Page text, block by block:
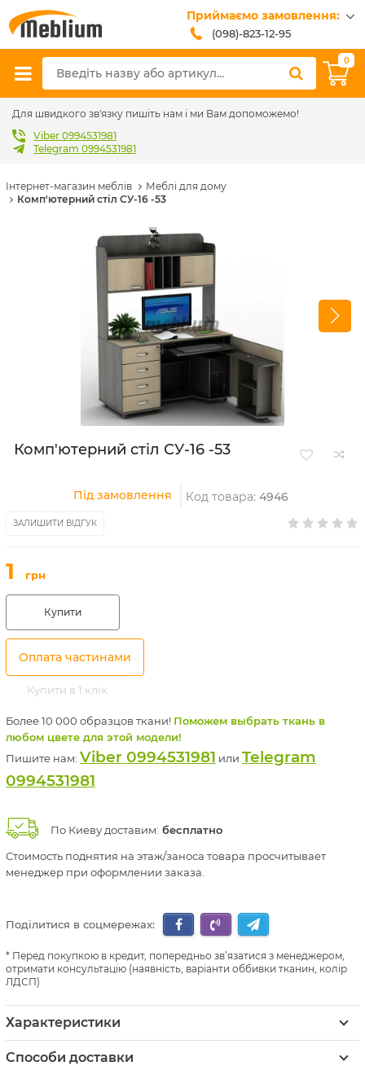
Приймаємо замовлення:
(098)-823-12-95
(099)-608-42-32
(093)-618-62-02
sales@meblium.com.ua
0
Для швидкого зв'язку пишіть нам і ми Вам допоможемо!
Viber 0994531981
Telegram 0994531981
Інтернет-магазин меблів
Меблі для дому
Комп'ютерний стіл СУ-16 -53
Комп'ютерний стіл СУ-16 -53
Під замовлення Код товара: 4946
ЗАЛИШИТИ ВІДГУК
1 грн
Купити
Оплата частинами
Купити в 1 клік
Более 10 000 образцов ткани! Поможем выбрать ткань в
любом цвете для этой модели!
Пишите нам: Viber 0994531981 или Telegram
0994531981
По Киеву доставим: бесплатно
Стоимость поднятия на этаж/заноса товара просчитывает
менеджер при оформлении заказа.
Поділитися в соцмережах:
Перед покупкою в кредит, попередньо зв’язатися з менеджером,
отримати консультацію (наявність, варіанти оббивки тканин, колір
ЛДСП)
Характеристики
Способи доставки